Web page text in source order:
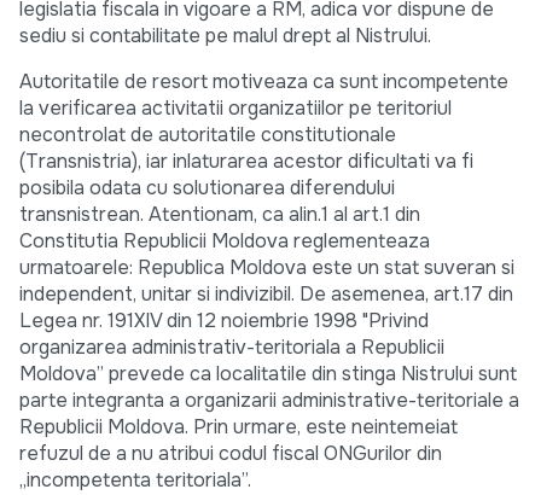
legislatia fiscala in vigoare a RM, adica vor dispune de
sediu si contabilitate pe malul drept al Nistrului.
Autoritatile de resort motiveaza ca sunt incompetente
la verificarea activitatii organizatiilor pe teritoriul
necontrolat de autoritatile constitutionale
(Transnistria), iar inlaturarea acestor dificultati va fi
posibila odata cu solutionarea diferendului
transnistrean. Atentionam, ca alin.1 al art.1 din
Constitutia Republicii Moldova reglementeaza
urmatoarele: Republica Moldova este un stat suveran si
independent, unitar si indivizibil. De asemenea, art.17 din
Legea nr. 191XIV din 12 noiembrie 1998 "Privind
organizarea administrativ-teritoriala a Republicii
Moldova” prevede ca localitatile din stinga Nistrului sunt
parte integranta a organizarii administrative-teritoriale a
Republicii Moldova. Prin urmare, este neintemeiat
refuzul de a nu atribui codul fiscal ONGurilor din
„incompetenta teritoriala”.